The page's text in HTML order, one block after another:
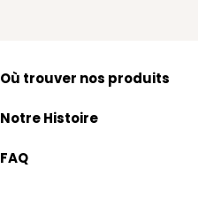
Où trouver nos produits
Notre Histoire
FAQ